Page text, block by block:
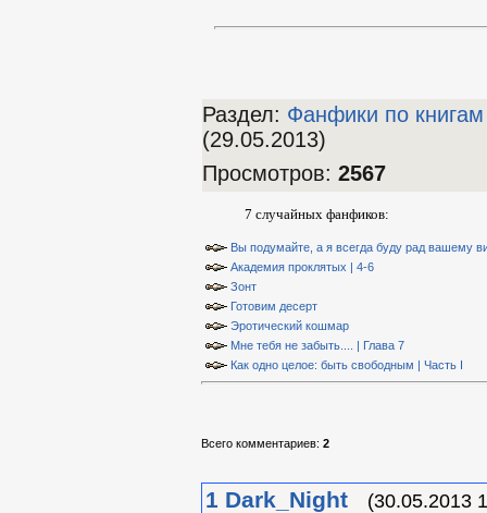
Раздел: Фанфики по книгам
(29.05.2013)
Просмотров: 2567
7 случайных фанфиков:
Вы подумайте, а я всегда буду рад вашему
Академия проклятых | 4-6
Зонт
Готовим десерт
Эротический кошмар
Мне тебя не забыть.... | Глава 7
Как одно целое: быть свободным | Часть I
Всего комментариев: 2
1 Dark_Night (30.05.2013